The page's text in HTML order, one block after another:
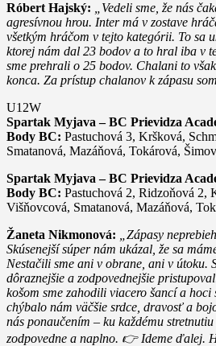
Róbert Hajský:
„Vedeli sme, že nás
agresívnou hrou. Inter má v zostave
všetkým hráčom v tejto kategórii. To sa
ktorej nám dal 23 bodov a to hral iba v
sme prehrali o 25 bodov. Chalani to
konca. Za prístup chalanov k zápasu
U12W
Spartak Myjava – BC Prievidza
Body BC: Pastuchová 3, Kršková,
Smatanová, Mazáňová, Tokárová,
Spartak Myjava – BC Prievidza
Body BC: Pastuchová 2, Ridzoňová 2,
Višňovcová, Smatanová, Mazáňová,
Žaneta Nikmonová:
„Zápasy
Skúsenejší súper nám ukázal, že sa
Nestačili sme ani v obrane, ani v útoku.
dôraznejšie a zodpovednejšie
košom sme zahodili viacero šancí a hoci
chýbalo nám väčšie srdce, dravosť a
nás ponaučením – ku každému
zodpovedne a naplno. 👉 Ideme ďalej.